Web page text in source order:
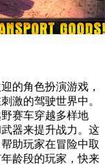
的角色扮演游戏，
激的驾驶世界中。
赛车穿越多样地
器来提升战力。这
助玩家在冒险中取
龄段的玩家，快来